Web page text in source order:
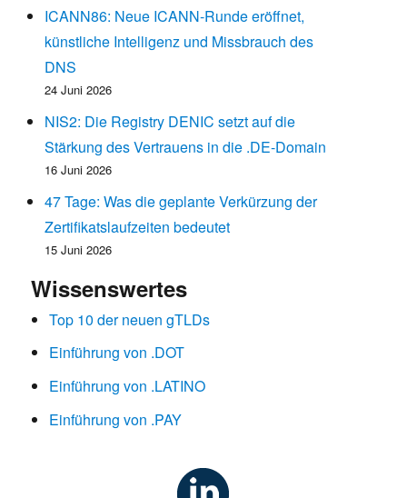
ICANN86: Neue ICANN-Runde eröffnet,
künstliche Intelligenz und Missbrauch des
DNS
24 Juni 2026
NIS2: Die Registry DENIC setzt auf die
Stärkung des Vertrauens in die .DE-Domain
16 Juni 2026
47 Tage: Was die geplante Verkürzung der
Zertifikatslaufzeiten bedeutet
15 Juni 2026
Wissenswertes
Top 10 der neuen gTLDs
Einführung von .DOT
Einführung von .LATINO
Einführung von .PAY